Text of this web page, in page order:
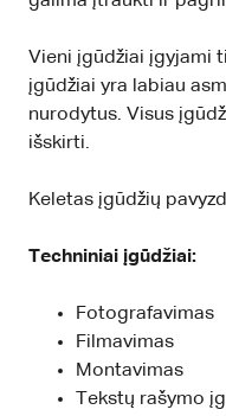
Vieni įgūdžiai įgyjami
įgūdžiai yra labiau
nurodytus. Visus
išskirti.
Keletas įgūdžių
Techniniai įgūdžiai:
Fotografavimas
Filmavimas
Montavimas
Tekstų rašymo